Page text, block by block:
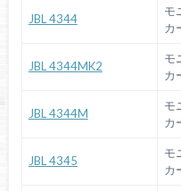
JBL 4344
モ
カ
JBL 4344MK2
モ
カ
JBL 4344M
モ
カ
JBL 4345
モ
カ